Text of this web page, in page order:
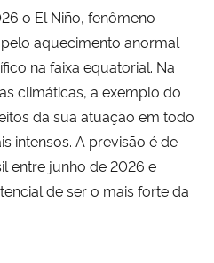
o El Niño, fenômeno
aquecimento anormal
na faixa equatorial. Na
climáticas, a exemplo do
da sua atuação em todo
intensos. A previsão é de
entre junho de 2026 e
de ser o mais forte da